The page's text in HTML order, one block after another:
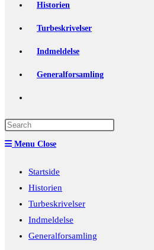
Historien
Turbeskrivelser
Indmeldelse
Generalforsamling
website
search
Menu Close
Startside
Historien
Turbeskrivelser
Indmeldelse
Generalforsamling